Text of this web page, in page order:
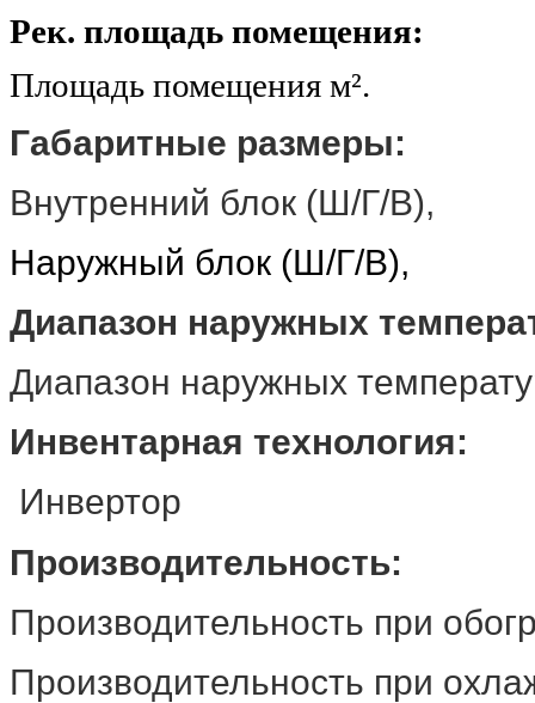
Рек. площадь помещения:
Площадь помещения
Габаритные размеры:
Внутренний блок (Ш/
Наружный блок (Ш/
Диапазон наружных
Диапазон наружных
Инвентарная технология:
Производительность:
Производительность при
Производительность при